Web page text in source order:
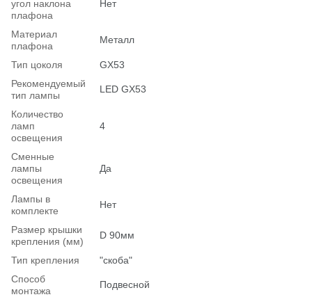
угол наклона
плафона
Нет
Материал
плафона
Металл
Тип цоколя
GX53
Рекомендуемый
тип лампы
LED GX53
Количество
ламп
освещения
4
Сменные
лампы
освещения
Да
Лампы в
комплекте
Нет
Размер крышки
крепления (мм)
D 90мм
Тип крепления
"скоба"
Способ
монтажа
Подвесной